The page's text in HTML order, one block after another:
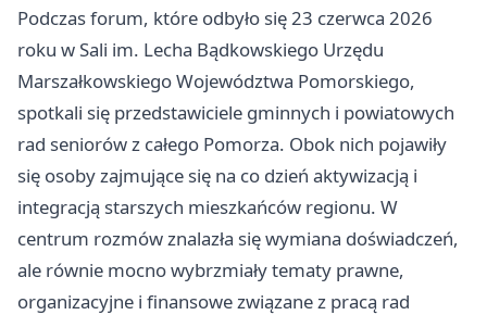
Podczas forum, które odbyło się 23 czerwca 2026
roku w Sali im. Lecha Bądkowskiego Urzędu
Marszałkowskiego Województwa Pomorskiego,
spotkali się przedstawiciele gminnych i powiatowych
rad seniorów z całego Pomorza. Obok nich pojawiły
się osoby zajmujące się na co dzień aktywizacją i
integracją starszych mieszkańców regionu. W
centrum rozmów znalazła się wymiana doświadczeń,
ale równie mocno wybrzmiały tematy prawne,
organizacyjne i finansowe związane z pracą rad